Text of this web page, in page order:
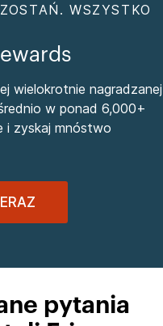
WSZYSTKO
wielokrotnie nagradzanej
w ponad 6,000+
i zyskaj mnóstwo
pytania